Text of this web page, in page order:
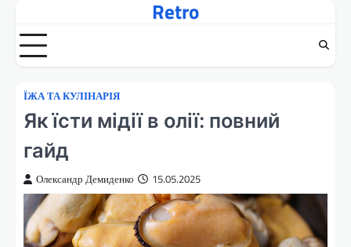
вмісту
Retro
ЇЖА ТА КУЛІНАРІЯ
Як їсти мідії в олії: повний
гайд
Олександр Демиденко 15.05.2025